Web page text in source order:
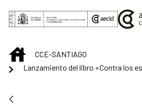
Saltar al contenido principal
INICIOCCE-SANTIAGO